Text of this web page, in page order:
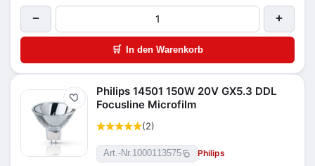
− +
🛒 In den Warenkorb
Merken
Philips 14501 150W 20V GX5.3 DDL
Focusline Microfilm
(2)
Art.-Nr.1000113575 Philips